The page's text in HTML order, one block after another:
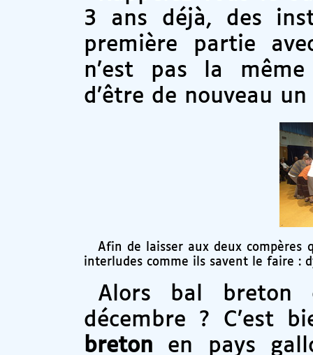
3 ans déjà, des
première partie
n’est pas la
d’être de nouveau
Afin de laisser aux deux compères
interludes comme ils savent le faire :
Alors bal breton
décembre ? C’est
breton en pays